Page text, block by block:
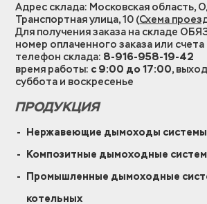
Адрес склада: Московская область,
Транспортная улица, 10 (Схема
Для получения заказа на складе
номер оплаченного заказа или счета
телефон склада: 8-916-958-19-42
время работы: с 9:00 до 17:00,
суббота и воскресенье
ПРОДУКЦИЯ
Нержавеющие дымоходы
Композитные дымоходные
Промышленные дымоходные
котельных